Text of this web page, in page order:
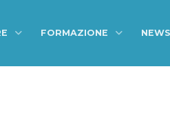
FORMAZIONE NEWS